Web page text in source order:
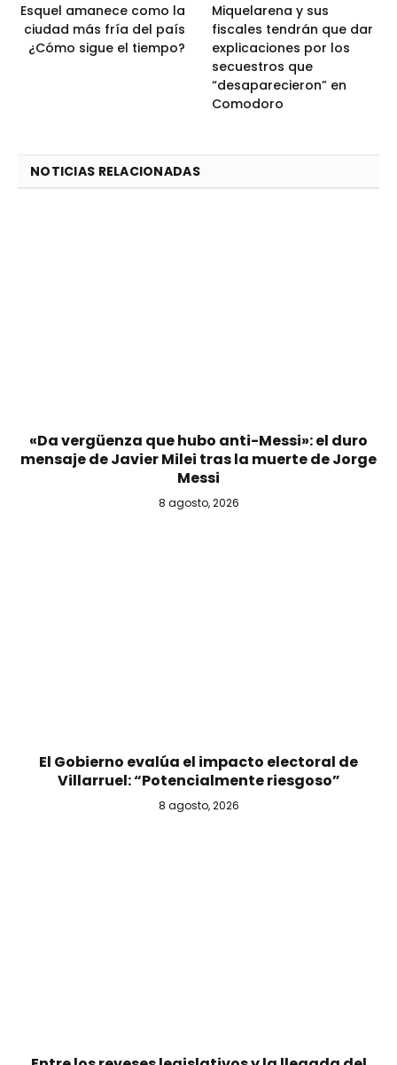
Esquel amanece como la
ciudad más fría del país
¿Cómo sigue el tiempo?
Miquelarena y sus
fiscales tendrán que dar
explicaciones por los
secuestros que
“desaparecieron” en
Comodoro
NOTICIAS RELACIONADAS
«Da vergüenza que hubo anti-Messi»: el duro
mensaje de Javier Milei tras la muerte de Jorge
Messi
8 agosto, 2026
El Gobierno evalúa el impacto electoral de
Villarruel: “Potencialmente riesgoso”
8 agosto, 2026